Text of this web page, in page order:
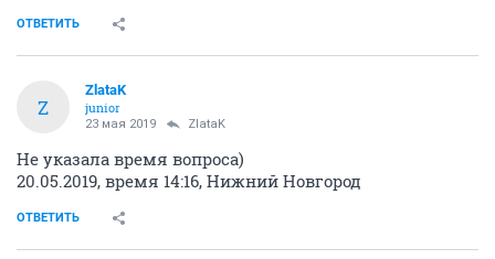
ОТВЕТИТЬ
Z
ZlataK
junior
23 мая 2019 ZlataK
Не указала время вопроса)
20.05.2019, время 14:16, Нижний Новгород
ОТВЕТИТЬ